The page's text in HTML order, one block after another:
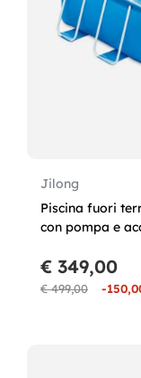
Jilong
Piscina fuori
con pompa e
€ 499,00 -
€ 349,00